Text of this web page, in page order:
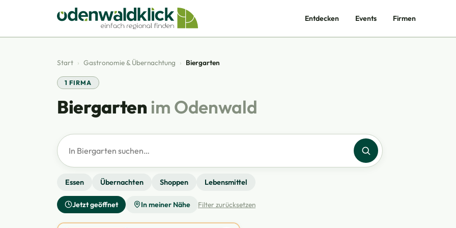
Entdecken Events Firmen
Start › Gastronomie & Übernachtung › Biergarten
1 FIRMA
Biergarten im Odenwald
Firmen suchen
Essen Übernachten Shoppen Lebensmittel
Jetzt geöffnet In meiner Nähe Filter zurücksetzen